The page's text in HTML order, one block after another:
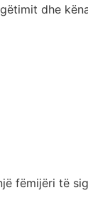
dhe
fëmijëri të